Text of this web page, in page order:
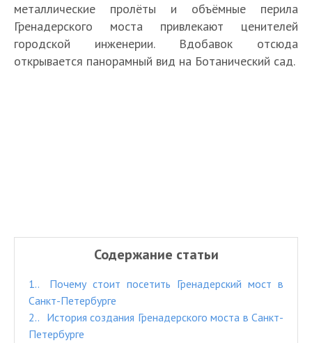
металлические пролёты и объёмные перила
Гренадерского моста привлекают ценителей
городской инженерии. Вдобавок отсюда
открывается панорамный вид на Ботанический сад.
Содержание статьи
1.
Почему стоит посетить Гренадерский мост в
Санкт-Петербурге
2.
История создания Гренадерского моста в Санкт-
Петербурге